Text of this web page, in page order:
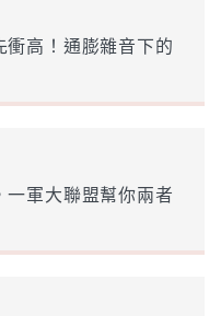
高！通膨雜音下的
軍大聯盟幫你兩者